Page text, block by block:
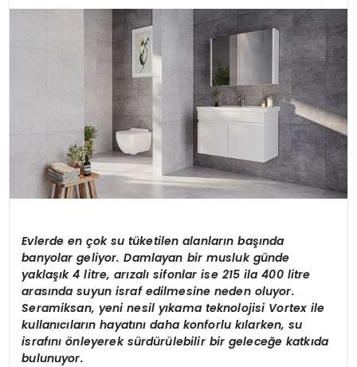
Evlerde en çok su tüketilen alanların başında
banyolar geliyor. Damlayan bir musluk günde
yaklaşık 4 litre, arızalı sifonlar ise 215 ila 400 litre
arasında suyun israf edilmesine neden oluyor.
Seramiksan, yeni nesil yıkama teknolojisi Vortex ile
kullanıcıların hayatını daha konforlu kılarken, su
israfını önleyerek sürdürülebilir bir geleceğe katkıda
bulunuyor.